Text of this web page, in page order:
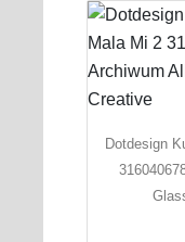
Dotdesign